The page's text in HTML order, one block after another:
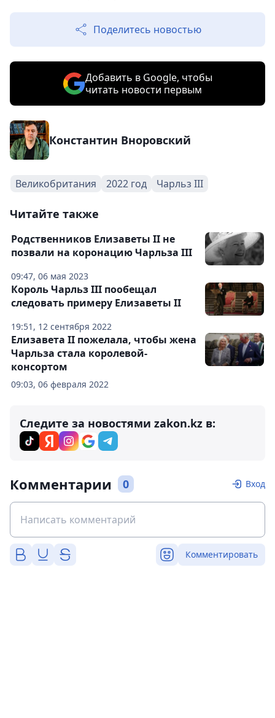
Поделитесь новостью
Добавить в Google, чтобы
читать новости первым
Константин Вноровский
Великобритания 2022 год Чарльз III
Читайте также
09:47, 06 мая 2023
Родственников Елизаветы II не
позвали на коронацию Чарльза III
19:51, 12 сентября 2022
Король Чарльз III пообещал
следовать примеру Елизаветы II
09:03, 06 февраля 2022
Елизавета II пожелала, чтобы жена
Чарльза стала королевой-
консортом
Следите за новостями zakon.kz в:
Комментарии 0 Вход
Комментировать